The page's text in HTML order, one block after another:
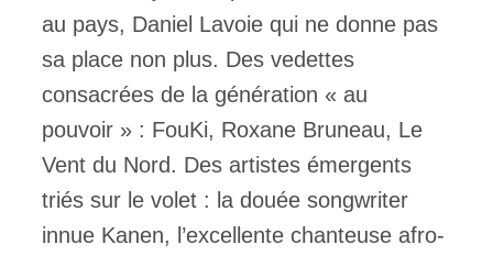
au pays, Daniel Lavoie qui ne donne pas
sa place non plus. Des vedettes
consacrées de la génération « au
pouvoir » : FouKi, Roxane Bruneau, Le
Vent du Nord. Des artistes émergents
triés sur le volet : la douée songwriter
innue Kanen, l’excellente chanteuse afro-